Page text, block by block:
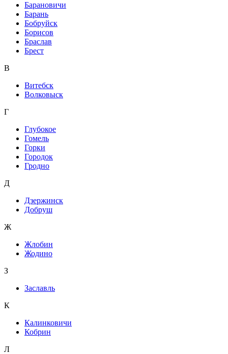
Барановичи
Барань
Бобруйск
Борисов
Браслав
Брест
В
Витебск
Волковыск
Г
Глубокое
Гомель
Горки
Городок
Гродно
Д
Дзержинск
Добруш
Ж
Жлобин
Жодино
З
Заславль
К
Калинковичи
Кобрин
Л